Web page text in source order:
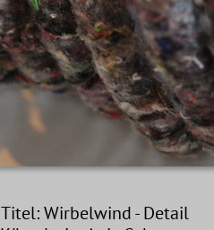
Titel: Wirbelwind - Detail